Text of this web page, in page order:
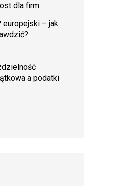
dla firm
europejski – jak
a podatki